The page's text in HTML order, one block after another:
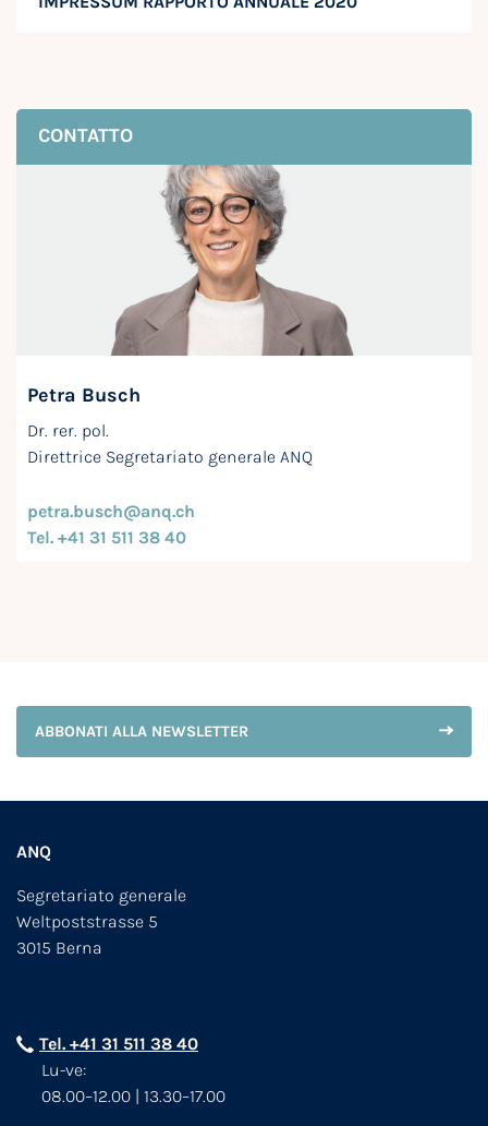
CONTATTO
Petra Busch
Dr. rer. pol.
Direttrice Segretariato generale ANQ
petra.busch@anq.ch
Tel. +41 31 511 38 40
ABBONATI ALLA NEWSLETTER
ANQ
Segretariato generale
Weltpoststrasse 5
3015 Berna
Tel. +41 31 511 38 40
Lu-ve:
08.00–12.00 | 13.30–17.00